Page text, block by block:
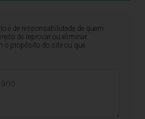
é de responsabilidade de quem
de reprovar ou eliminar
o propósito do site ou que